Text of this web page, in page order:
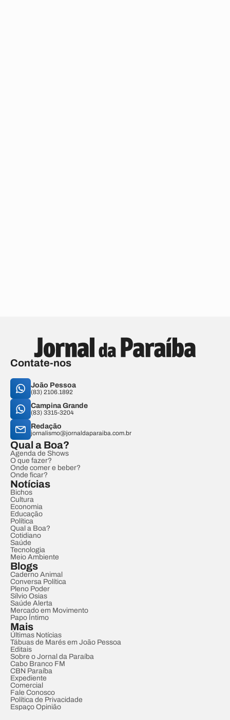
Contate-nos
João Pessoa
(83) 2106.1892
Campina Grande
(83) 3315-3204
Redação
jornalismo@jornaldaparaiba.com.br
Qual a Boa?
Agenda de Shows
O que fazer?
Onde comer e beber?
Onde ficar?
Notícias
Bichos
Cultura
Economia
Educação
Política
Qual a Boa?
Cotidiano
Saúde
Tecnologia
Meio Ambiente
Blogs
Caderno Animal
Conversa Política
Pleno Poder
Sílvio Osias
Saúde Alerta
Mercado em Movimento
Papo Íntimo
Mais
Últimas Notícias
Tábuas de Marés em João Pessoa
Editais
Sobre o Jornal da Paraíba
Cabo Branco FM
CBN Paraíba
Expediente
Comercial
Fale Conosco
Política de Privacidade
Espaço Opinião